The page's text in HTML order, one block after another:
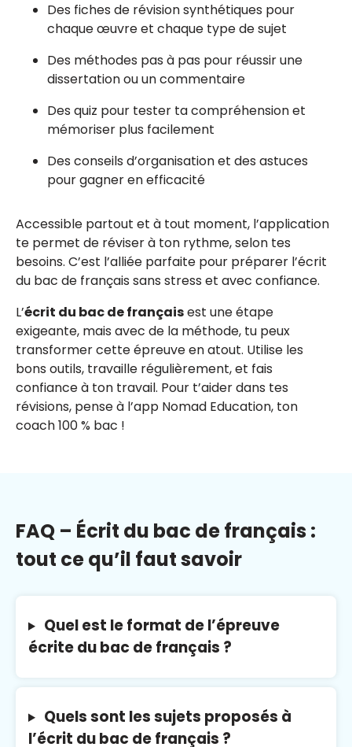
Des fiches de révision synthétiques pour
chaque œuvre et chaque type de sujet
Des méthodes pas à pas pour réussir une
dissertation ou un commentaire
Des quiz pour tester ta compréhension et
mémoriser plus facilement
Des conseils d’organisation et des astuces
pour gagner en efficacité
Accessible partout et à tout moment, l’application
te permet de réviser à ton rythme, selon tes
besoins. C’est l’alliée parfaite pour préparer l’écrit
du bac de français sans stress et avec confiance.
L’écrit du bac de françaisest une étape
exigeante, mais avec de la méthode, tu peux
transformer cette épreuve en atout. Utilise les
bons outils, travaille régulièrement, et fais
confiance à ton travail. Pour t’aider dans tes
révisions, pense à l’app Nomad Education, ton
coach 100 % bac !
FAQ – Écrit du bac de français :
tout ce qu’il faut savoir
Quel est le format de l’épreuve
écrite du bac de français ?
Quels sont les sujets proposés à
l’écrit du bac de français ?